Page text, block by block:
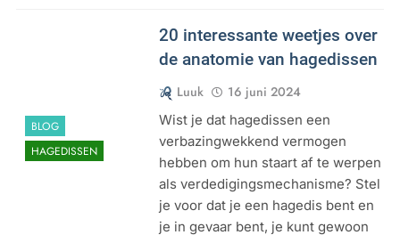
BLOG
HAGEDISSEN
20 interessante weetjes over
de anatomie van hagedissen
Luuk 16 juni 2024
Wist je dat hagedissen een
verbazingwekkend vermogen
hebben om hun staart af te werpen
als verdedigingsmechanisme? Stel
je voor dat je een hagedis bent en
je in gevaar bent, je kunt gewoon